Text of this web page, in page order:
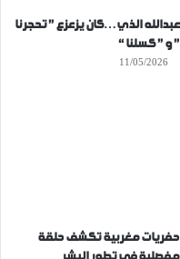
عبدالله الذي…كان يزعزع ” تحجرنا
” و ” كسلنا “
11/05/2026
حفريات مغربية تكشف حلقة